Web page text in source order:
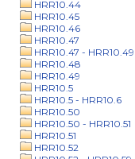
HRR10.44
HRR10.45
HRR10.46
HRR10.47
HRR10.47 - HRR10.49
HRR10.48
HRR10.49
HRR10.5
HRR10.5 - HRR10.6
HRR10.50
HRR10.50 - HRR10.51
HRR10.51
HRR10.52